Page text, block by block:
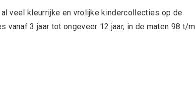
veel kleurrijke en vrolijke kindercollecties op de
vanaf 3 jaar tot ongeveer 12 jaar, in de maten 98 t/m